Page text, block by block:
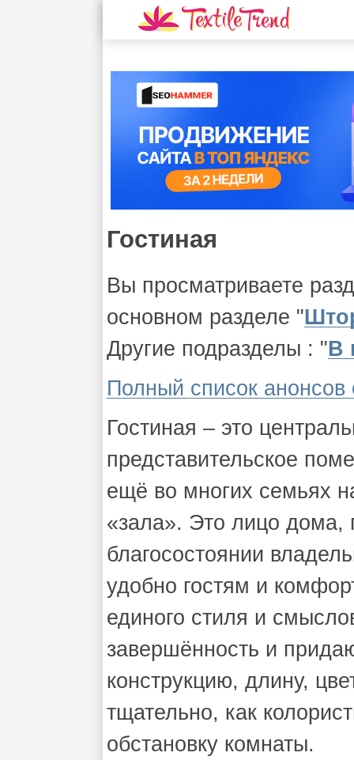
Гостиная
Вы просматриваете
основном разделе "
Другие подразделы : "В
Полный список анонсов
Гостиная – это
представительское
ещё во многих семьях
«зала». Это лицо дома,
благосостоянии
удобно гостям и
единого стиля и
завершённость и
конструкцию, длину,
тщательно, как
обстановку комнаты.